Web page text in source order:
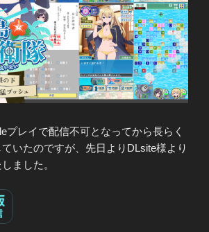
プレイで配信不可となってから長らく
いたのですが、先日よりDLsite様より
ました。